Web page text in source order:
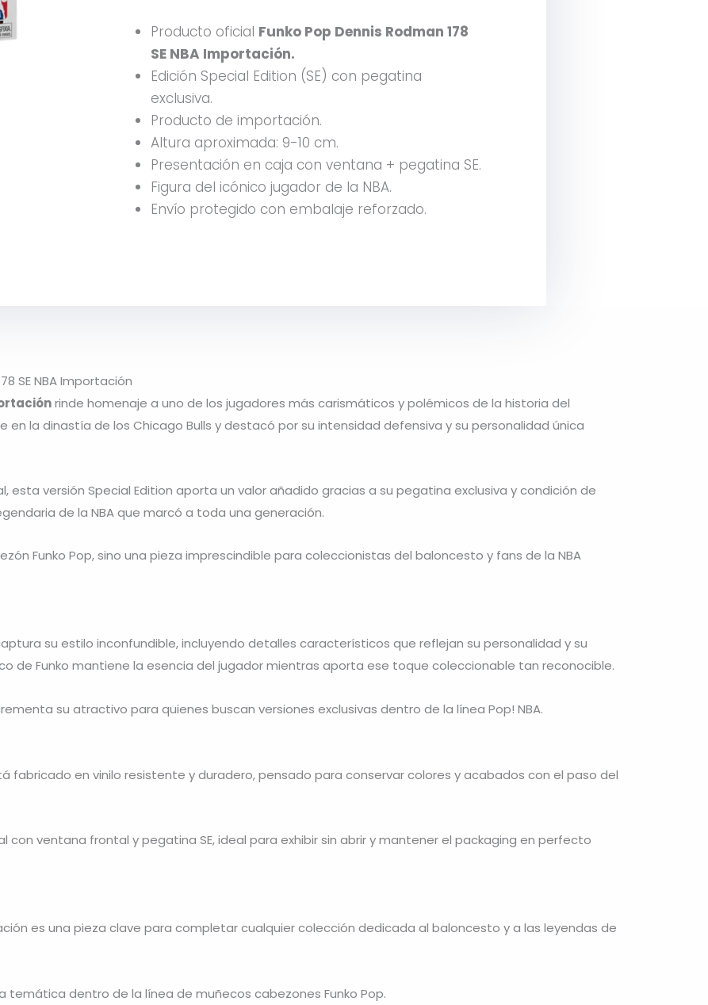
Producto oficial Funko Pop Dennis Rodman 178
SE NBA Importación.
Edición Special Edition (SE) con pegatina
exclusiva.
Producto de importación.
Altura aproximada: 9-10 cm.
Presentación en caja con ventana + pegatina SE.
Figura del icónico jugador de la NBA.
Envío protegido con embalaje reforzado.
SE NBA Importación
rinde homenaje a uno de los jugadores más carismáticos y polémicos de la historia del
en la dinastía de los Chicago Bulls y destacó por su intensidad defensiva y su personalidad única
esta versión Special Edition aporta un valor añadido gracias a su pegatina exclusiva y condición de
de la NBA que marcó a toda una generación.
Funko Pop, sino una pieza imprescindible para coleccionistas del baloncesto y fans de la NBA
captura su estilo inconfundible, incluyendo detalles característicos que reflejan su personalidad y su
de Funko mantiene la esencia del jugador mientras aporta ese toque coleccionable tan reconocible.
su atractivo para quienes buscan versiones exclusivas dentro de la línea Pop! NBA.
fabricado en vinilo resistente y duradero, pensado para conservar colores y acabados con el paso del
con ventana frontal y pegatina SE, ideal para exhibir sin abrir y mantener el packaging en perfecto
es una pieza clave para completar cualquier colección dedicada al baloncesto y a las leyendas de
temática dentro de la línea de muñecos cabezones Funko Pop.